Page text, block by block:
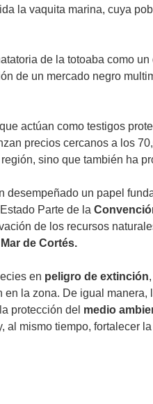
la vaquita marina, cuya
de la totoaba como
de un mercado negro
actúan como testigos
precios cercanos a los
sino que también ha
un papel
Parte de la
de los recursos
Mar de Cortés.
en peligro de extinción
la zona. De igual
protección del medio
mismo tiempo, fortalecer